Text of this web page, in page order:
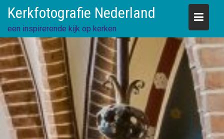
content
Kerkfotografie Nederland
een inspirerende kijk op kerken